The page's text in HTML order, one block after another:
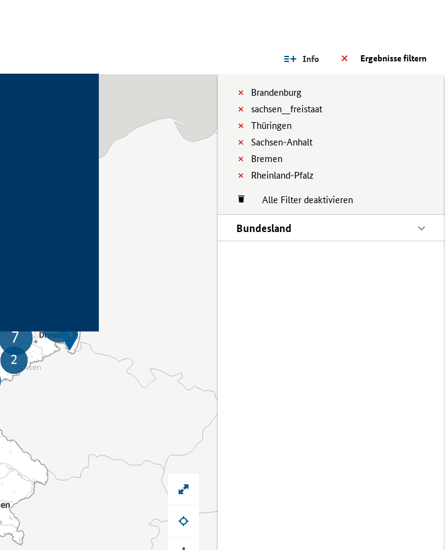
Ergebnisse filtern
Info
Brandenburg
sachsen__freistaat
Thüringen
Sachsen-Anhalt
Bremen
Rheinland-Pfalz
Alle Filter deaktivieren
Bundesland